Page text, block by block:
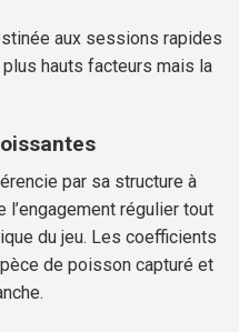
aux sessions rapides
hauts facteurs mais la
par sa structure à
l’engagement régulier tout
du jeu. Les coefficients
de poisson capturé et